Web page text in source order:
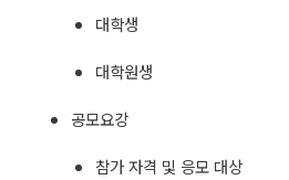
대학생
대학원생
공모요강
참가 자격 및 응모 대상